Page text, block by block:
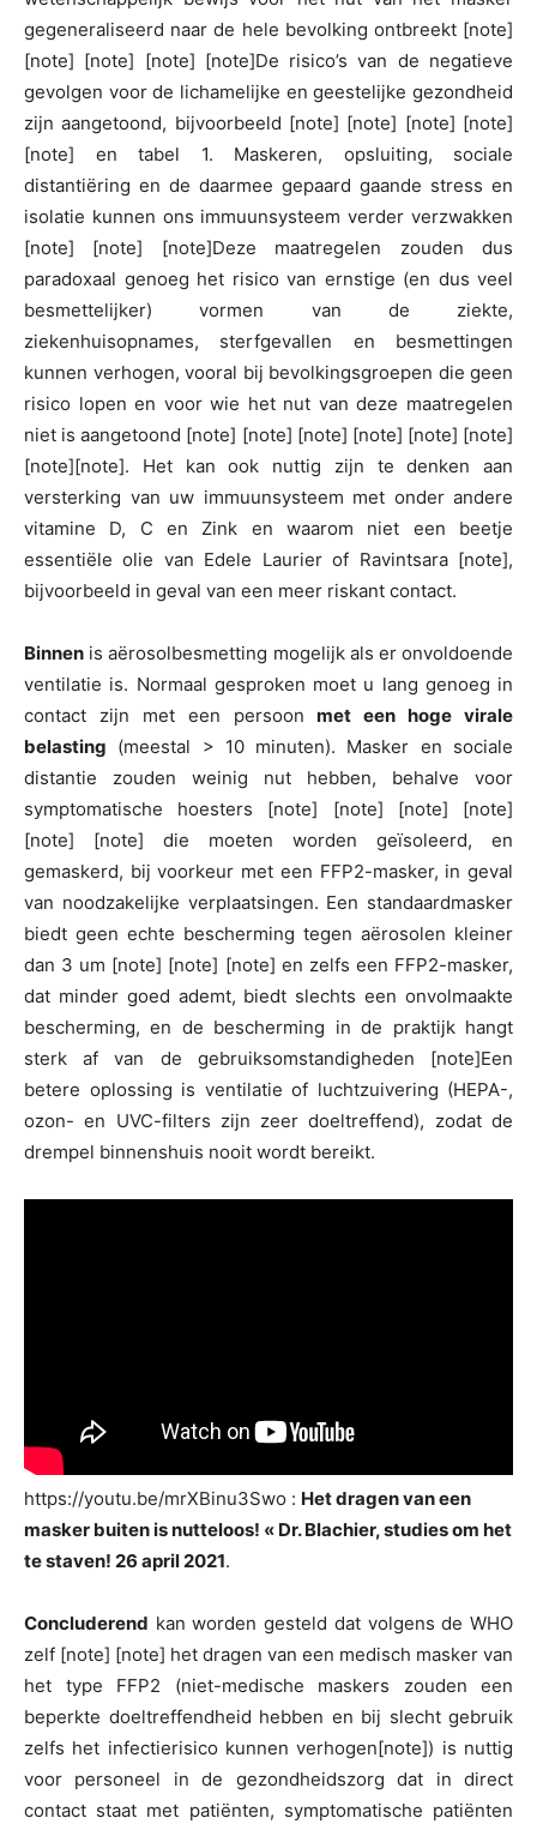
gegeneraliseerd naar de hele bevolking ontbreekt [note]
[note] [note] [note] [note]De risico’s van de negatieve
gevolgen voor de lichamelijke en geestelijke gezondheid
zijn aangetoond, bijvoorbeeld [note] [note] [note] [note]
[note] en tabel 1. Maskeren, opsluiting, sociale
distantiëring en de daarmee gepaard gaande stress en
isolatie kunnen ons immuunsysteem verder verzwakken
[note] [note] [note]Deze maatregelen zouden dus
paradoxaal genoeg het risico van ernstige (en dus veel
besmettelijker) vormen van de ziekte,
ziekenhuisopnames, sterfgevallen en besmettingen
kunnen verhogen, vooral bij bevolkingsgroepen die geen
risico lopen en voor wie het nut van deze maatregelen
niet is aangetoond [note] [note] [note] [note] [note] [note]
[note][note]. Het kan ook nuttig zijn te denken aan
versterking van uw immuunsysteem met onder andere
vitamine D, C en Zink en waarom niet een beetje
essentiële olie van Edele Laurier of Ravintsara [note],
bijvoorbeeld in geval van een meer riskant contact.
Binnen is aërosolbesmetting mogelijk als er onvoldoende
ventilatie is. Normaal gesproken moet u lang genoeg in
contact zijn met een persoonmet een hoge virale
belasting (meestal > 10 minuten). Masker en sociale
distantie zouden weinig nut hebben, behalve voor
symptomatische hoesters [note] [note] [note] [note]
[note] [note] die moeten worden geïsoleerd, en
gemaskerd, bij voorkeur met een FFP2-masker, in geval
van noodzakelijke verplaatsingen. Een standaardmasker
biedt geen echte bescherming tegen aërosolen kleiner
dan 3 um [note] [note] [note] en zelfs een FFP2-masker,
dat minder goed ademt, biedt slechts een onvolmaakte
bescherming, en de bescherming in de praktijk hangt
sterk af van de gebruiksomstandigheden [note]Een
betere oplossing is ventilatie of luchtzuivering (HEPA-,
ozon- en UVC-filters zijn zeer doeltreffend), zodat de
drempel binnenshuis nooit wordt bereikt.
https://youtu.be/mrXBinu3Swo : Het dragen van een
masker buiten is nutteloos! « Dr. Blachier, studies om het
te staven! 26 april 2021.
Concluderend kan worden gesteld dat volgens de WHO
zelf [note] [note] het dragen van een medisch masker van
het type FFP2 (niet-medische maskers zouden een
beperkte doeltreffendheid hebben en bij slecht gebruik
zelfs het infectierisico kunnen verhogen[note]) is nuttig
voor personeel in de gezondheidszorg dat in direct
contact staat met patiënten, symptomatische patiënten